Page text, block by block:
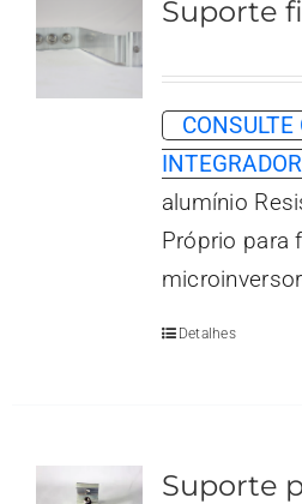
Suporte
CONSULTE
alumínio
Próprio para
Detalhes
Suporte